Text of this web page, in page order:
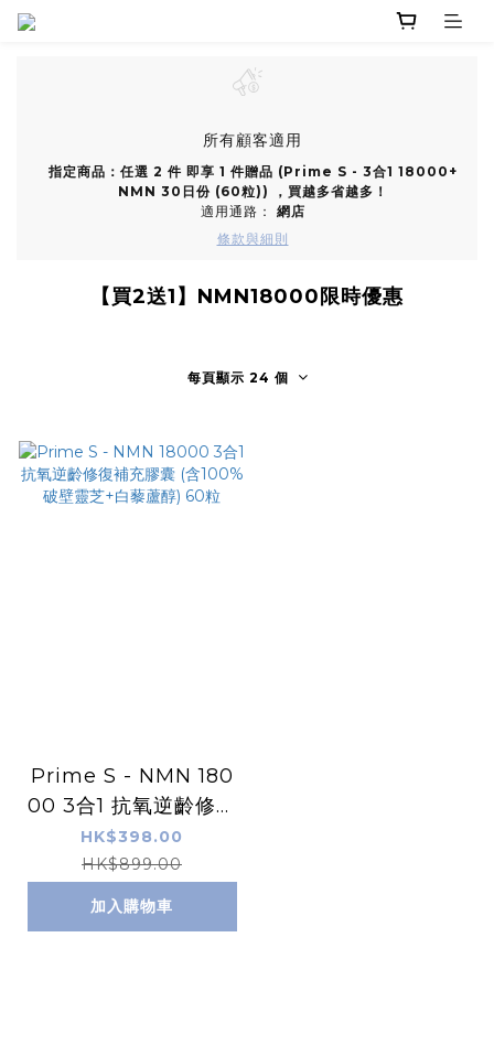
所有顧客適用
指定商品：任選 2 件 即享 1 件贈品 (Prime S - 3合1 18000+
NMN 30日份 (60粒)) ，買越多省越多！
適用通路： 網店
條款與細則
【買2送1】NMN18000限時優惠
每頁顯示 24 個
Prime S - NMN 180
00 3合1 抗氧逆齡修復
補充膠囊 (含100%破
壁靈芝+白藜蘆醇) 60
粒
HK$398.00
HK$899.00
加入購物車